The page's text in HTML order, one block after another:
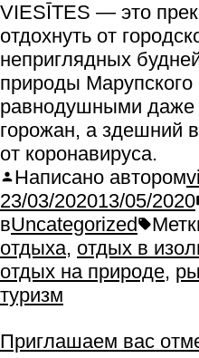
VIESĪTES — это
отдохнуть от
неприглядных
природы Марупского
равнодушными даже
горожан, а здешний
от коронавируса.
Написано автором
23/03/202013/05/2020
вUncategorized
отдыха, отдых в
отдых на природе,
туризм
Приглашаем вас